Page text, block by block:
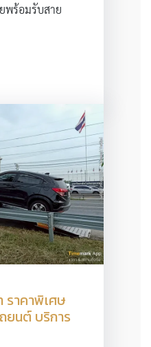
พร้อมรับสาย
ราคาพิเศษ
ยนต์ บริการ